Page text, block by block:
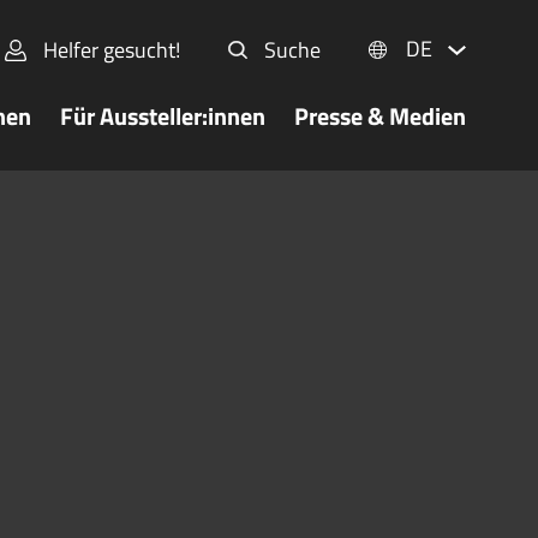
Helfer gesucht! Suche DE
Für Aussteller:innen Presse & Medien